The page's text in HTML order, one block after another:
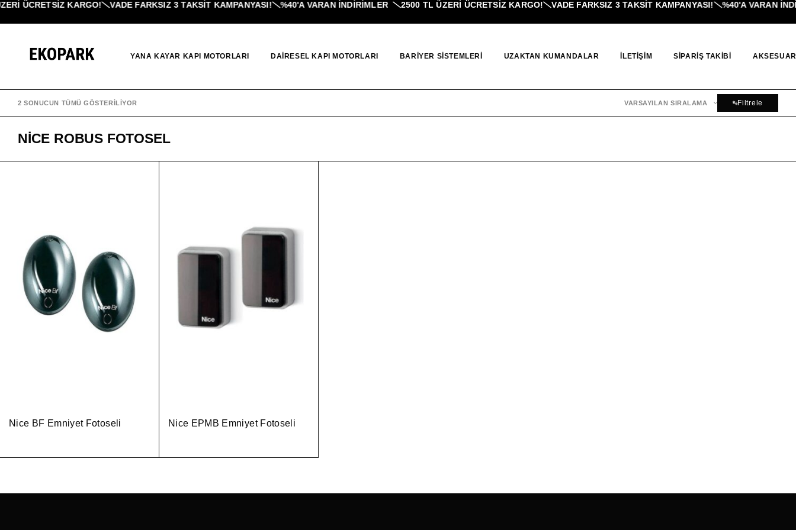
ÜCRETSİZ KARGO! VADE FARKSIZ 3 TAKSIT KAMPANYASI! %40'A VARAN İNDIRIMLER 2500 TL ÜZERI ÜCRETSİZ KARGO! VADE FARKSIZ 3 TAKSIT KAMPANYASI! %40'A VARAN
YANA KAYAR KAPI MOTORLARI DAIRESEL KAPI MOTORLARI BARIYER SISTEMLERI UZAKTAN KUMANDALAR İLETIŞIM SIPARIŞ TAKIBI
2 SONUCUN TÜMÜ GÖSTERILIYOR VARSAYILAN SIRALAMA Filtrele
NICE ROBUS FOTOSEL
Nice BF Emniyet Fotoseli Nice EPMB Emniyet Fotoseli